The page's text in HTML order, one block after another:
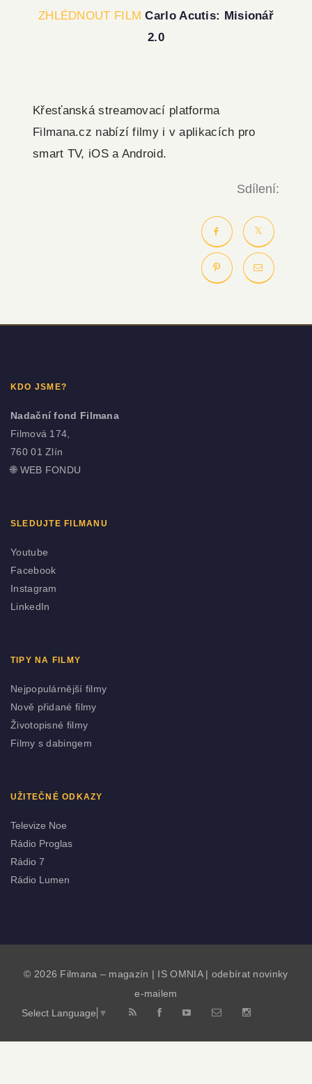
ZHLÉDNOUT FILMCarlo Acutis: Misionář
2.0
Křesťanská streamovací platforma
Filmana.cz nabízí filmy i v aplikacích pro
smart TV, iOS a Android.
Sdílení:
KDO JSME?
Nadační fond Filmana
Filmová 174,
760 01 Zlín
🌐 WEB FONDU
SLEDUJTE FILMANU
Youtube
Facebook
Instagram
LinkedIn
TIPY NA FILMY
Nejpopulárnější filmy
Nově přidané filmy
Životopisné filmy
Filmy s dabingem
UŽITEČNÉ ODKAZY
Televize Noe
Rádio Proglas
Rádio 7
Rádio Lumen
© 2026 Filmana – magazín | IS OMNIA| odebírat novinky
e-mailem
Select Language ▼